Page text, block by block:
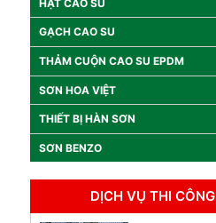
HẠT CAO SU
GẠCH CAO SU
THẢM CUỘN CAO SU EPDM
SƠN HOA VIỆT
THIẾT BỊ HÀN SƠN
SƠN BENZO
DỊCH VỤ THI CÔNG